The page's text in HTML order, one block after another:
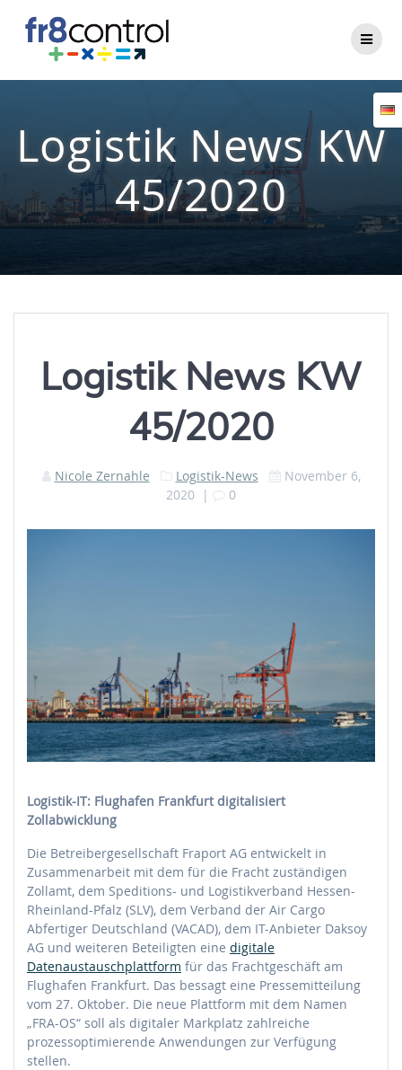
Logistik News KW
45/2020
Logistik News KW
45/2020
Nicole Zernahle Logistik-News
November 6,
2020 | 0
Logistik-IT: Flughafen Frankfurt digitalisiert
Zollabwicklung
Die Betreibergesellschaft Fraport AG entwickelt in
Zusammenarbeit mit dem für die Fracht zuständigen
Zollamt, dem Speditions- und Logistikverband Hessen-
Rheinland-Pfalz (SLV), dem Verband der Air Cargo
Abfertiger Deutschland (VACAD), dem IT-Anbieter Daksoy
AG und weiteren Beteiligten eine digitale
Datenaustauschplattform für das Frachtgeschäft am
Flughafen Frankfurt. Das bessagt eine Pressemitteilung
vom 27. Oktober. Die neue Plattform mit dem Namen
„FRA-OS“ soll als digitaler Markplatz zahlreiche
prozessoptimierende Anwendungen zur Verfügung
stellen.